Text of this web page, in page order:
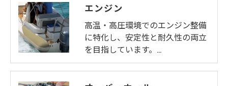
エンジン
高温・高圧環境でのエンジン整備
に特化し、安定性と耐久性の両立
を目指しています。…